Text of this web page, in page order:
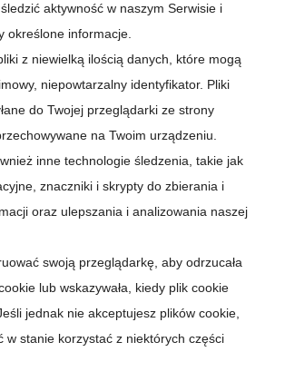
aktywność w naszym Serwisie i
określone informacje.
z niewielką ilością danych, które mogą
niepowtarzalny identyfikator. Pliki
do Twojej przeglądarki ze strony
na Twoim urządzeniu.
inne technologie śledzenia, takie jak
znaczniki i skrypty do zbierania i
oraz ulepszania i analizowania naszej
swoją przeglądarkę, aby odrzucała
lub wskazywała, kiedy plik cookie
jednak nie akceptujesz plików cookie,
w stanie korzystać z niektórych części